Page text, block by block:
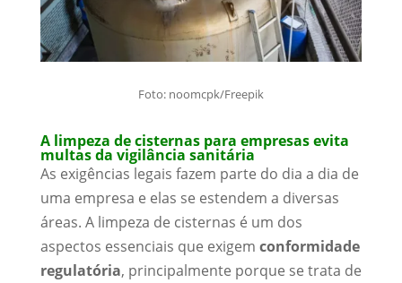
Foto: noomcpk/Freepik
A limpeza de cisternas para empresas evita
multas da vigilância sanitária
As exigências legais fazem parte do dia a dia de
uma empresa e elas se estendem a diversas
áreas. A limpeza de cisternas é um dos
aspectos essenciais que exigem conformidade
regulatória, principalmente porque se trata de